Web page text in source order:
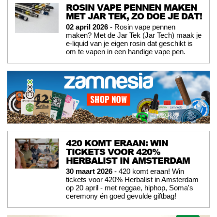
ROSIN VAPE PENNEN MAKEN
MET JAR TEK, ZO DOE JE DAT!
02 april 2026 - Rosin vape pennen
maken? Met de Jar Tek (Jar Tech) maak je
e-liquid van je eigen rosin dat geschikt is
om te vapen in een handige vape pen.
420 KOMT ERAAN: WIN
TICKETS VOOR 420%
HERBALIST IN AMSTERDAM
30 maart 2026 - 420 komt eraan! Win
tickets voor 420% Herbalist in Amsterdam
op 20 april - met reggae, hiphop, Soma's
ceremony én goed gevulde giftbag!